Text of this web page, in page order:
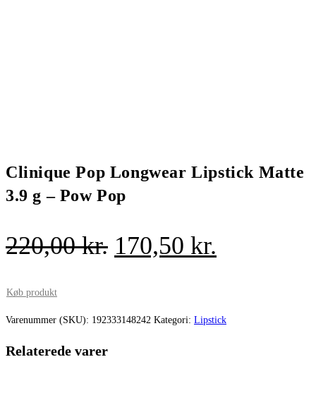
Clinique Pop Longwear Lipstick Matte
3.9 g – Pow Pop
220,00kr. Den
var:
170,50 kr.
er:
Køb produkt
Varenummer (SKU): 192333148242 Kategori: Lipstick
Relaterede varer